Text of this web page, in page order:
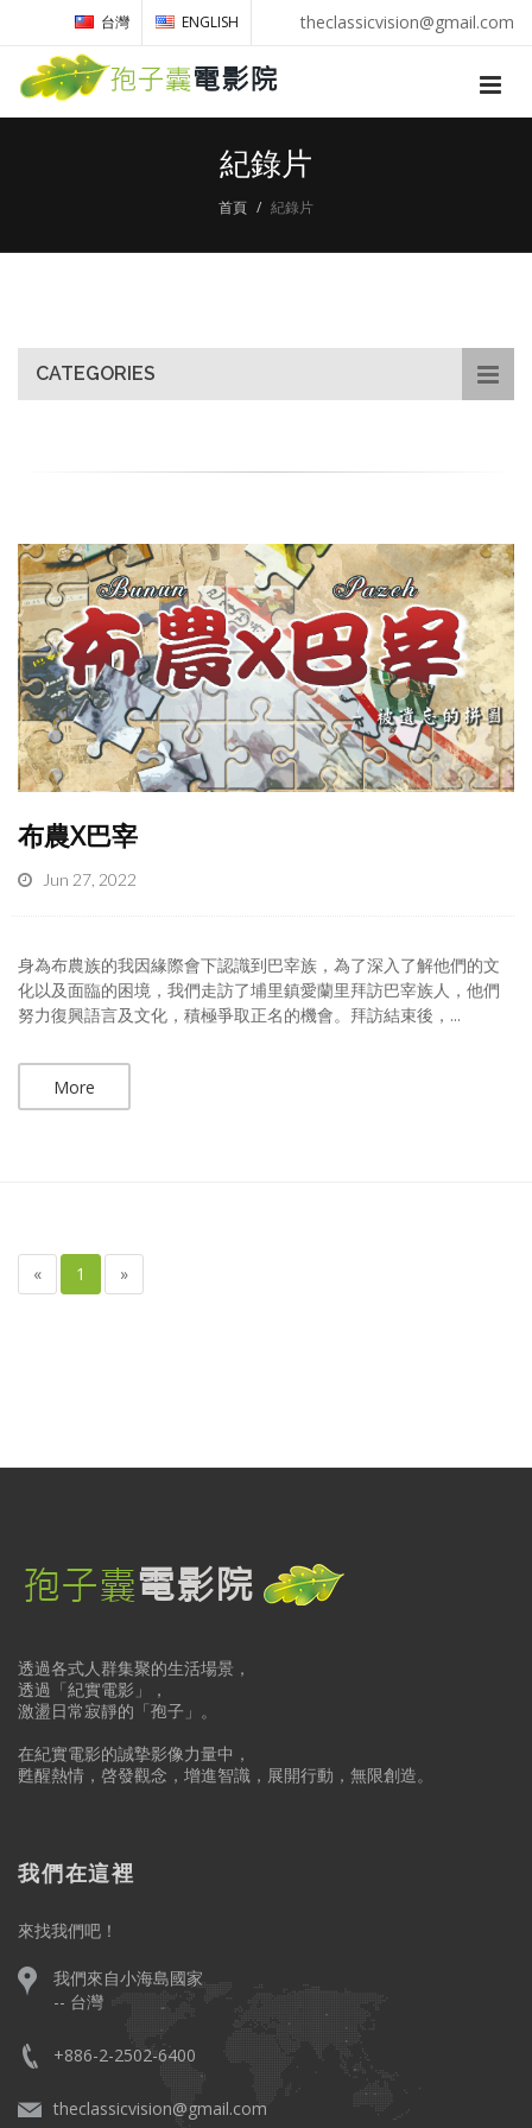
theclassicvision@gmail.com
台灣 ENGLISH
紀錄片
首頁 紀錄片
CATEGORIES
布農X巴宰
Jun 27, 2022
身為布農族的我因緣際會下認識到巴宰族，為了深入了解他們的文
化以及面臨的困境，我們走訪了埔里鎮愛蘭里拜訪巴宰族人，他們
努力復興語言及文化，積極爭取正名的機會。拜訪結束後，...
More
« 1 »
透過各式人群集聚的生活場景，
透過「紀實電影」，
激盪日常寂靜的「孢子」。
在紀實電影的誠摯影像力量中，
甦醒熱情，啓發觀念，增進智識，展開行動，無限創造。
我們在這裡
來找我們吧！
我們來自小海島國家
-- 台灣
+886-2-2502-6400
theclassicvision@gmail.com